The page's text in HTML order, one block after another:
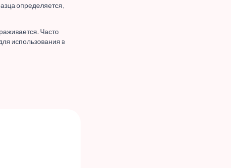
определяется,
Часто
использования в